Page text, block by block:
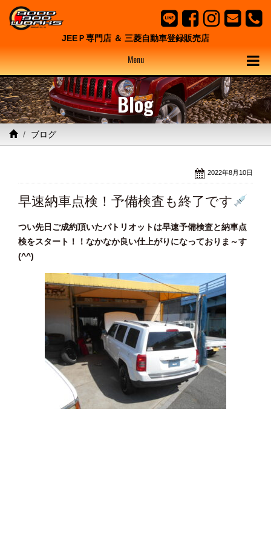
JEEＰ専門店 ＆ 三菱自動車登録販売店
Menu
Blog
ブログ
2022年8月10日
早速納車点検！予備検査も終了です
つい先日ご成約頂いたパトリオットは早速予備検査と納車点
検をスタート！！なかなか良い仕上がりになっておりま～す
(^^)